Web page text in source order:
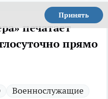
Принять
печатает
прямо
Военнослужащие